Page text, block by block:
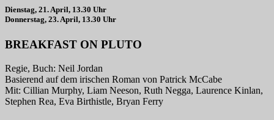
Dienstag, 21. April, 13.30 Uhr
Donnerstag, 23. April, 13.30 Uhr
BREAKFAST ON PLUTO
Regie, Buch: Neil Jordan
Basierend auf dem irischen Roman von Patrick McCabe
Mit: Cillian Murphy, Liam Neeson, Ruth Negga, Laurence Kinlan,
Stephen Rea, Eva Birthistle, Bryan Ferry